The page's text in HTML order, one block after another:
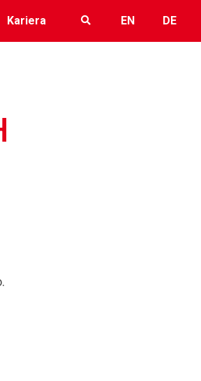
Kariera EN DE